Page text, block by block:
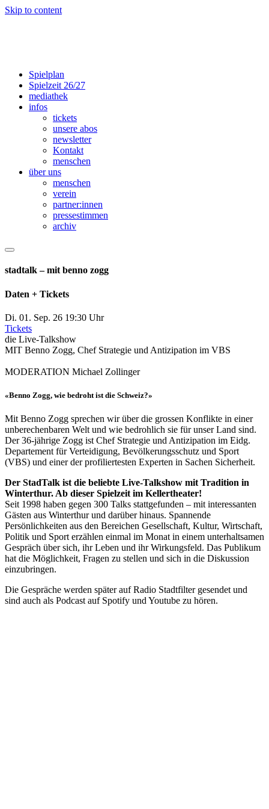
Skip to content
Spielplan
Spielzeit 26/27
mediathek
infos
tickets
unsere abos
newsletter
Kontakt
menschen
über uns
menschen
verein
partner:innen
presse­­stimmen
archiv
stadtalk – mit benno zogg
Daten + Tickets
Di. 01. Sep. 26 19:30 Uhr
Tickets
die Live-Talkshow
MIT Benno Zogg, Chef Strategie und Antizipation im VBS
MODERATION Michael Zollinger
«Benno Zogg, wie bedroht ist die Schweiz?»
Mit Benno Zogg sprechen wir über die grossen Konflikte in einer
unberechenbaren Welt und wie bedrohlich sie für unser Land sind.
Der 36-jährige Zogg ist Chef Strategie und Antizipation im Eidg.
Departement für Verteidigung, Bevölkerungsschutz und Sport
(VBS) und einer der profiliertesten Experten in Sachen Sicherheit.
Der StadTalk ist die beliebte Live-Talkshow mit Tradition in
Winterthur. Ab dieser Spielzeit im Kellertheater!
Seit 1998 haben gegen 300 Talks stattgefunden – mit interessanten
Gästen aus Winterthur und darüber hinaus. Spannende
Persönlichkeiten aus den Bereichen Gesellschaft, Kultur, Wirtschaft,
Politik und Sport erzählen einmal im Monat in einem unterhaltsamen
Gespräch über sich, ihr Leben und ihr Wirkungsfeld. Das Publikum
hat die Möglichkeit, Fragen zu stellen und sich in die Diskussion
einzubringen.
Die Gespräche werden später auf Radio Stadtfilter gesendet und
sind auch als Podcast auf Spotify und Youtube zu hören.